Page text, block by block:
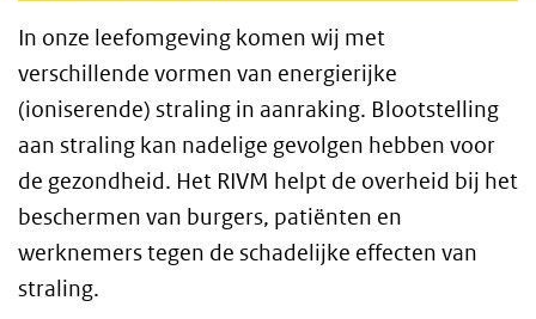
In onze leefomgeving komen wij met
verschillende vormen van energierijke
(ioniserende) straling in aanraking. Blootstelling
aan straling kan nadelige gevolgen hebben voor
de gezondheid. Het RIVM helpt de overheid bij het
beschermen van burgers, patiënten en
werknemers tegen de schadelijke effecten van
straling.